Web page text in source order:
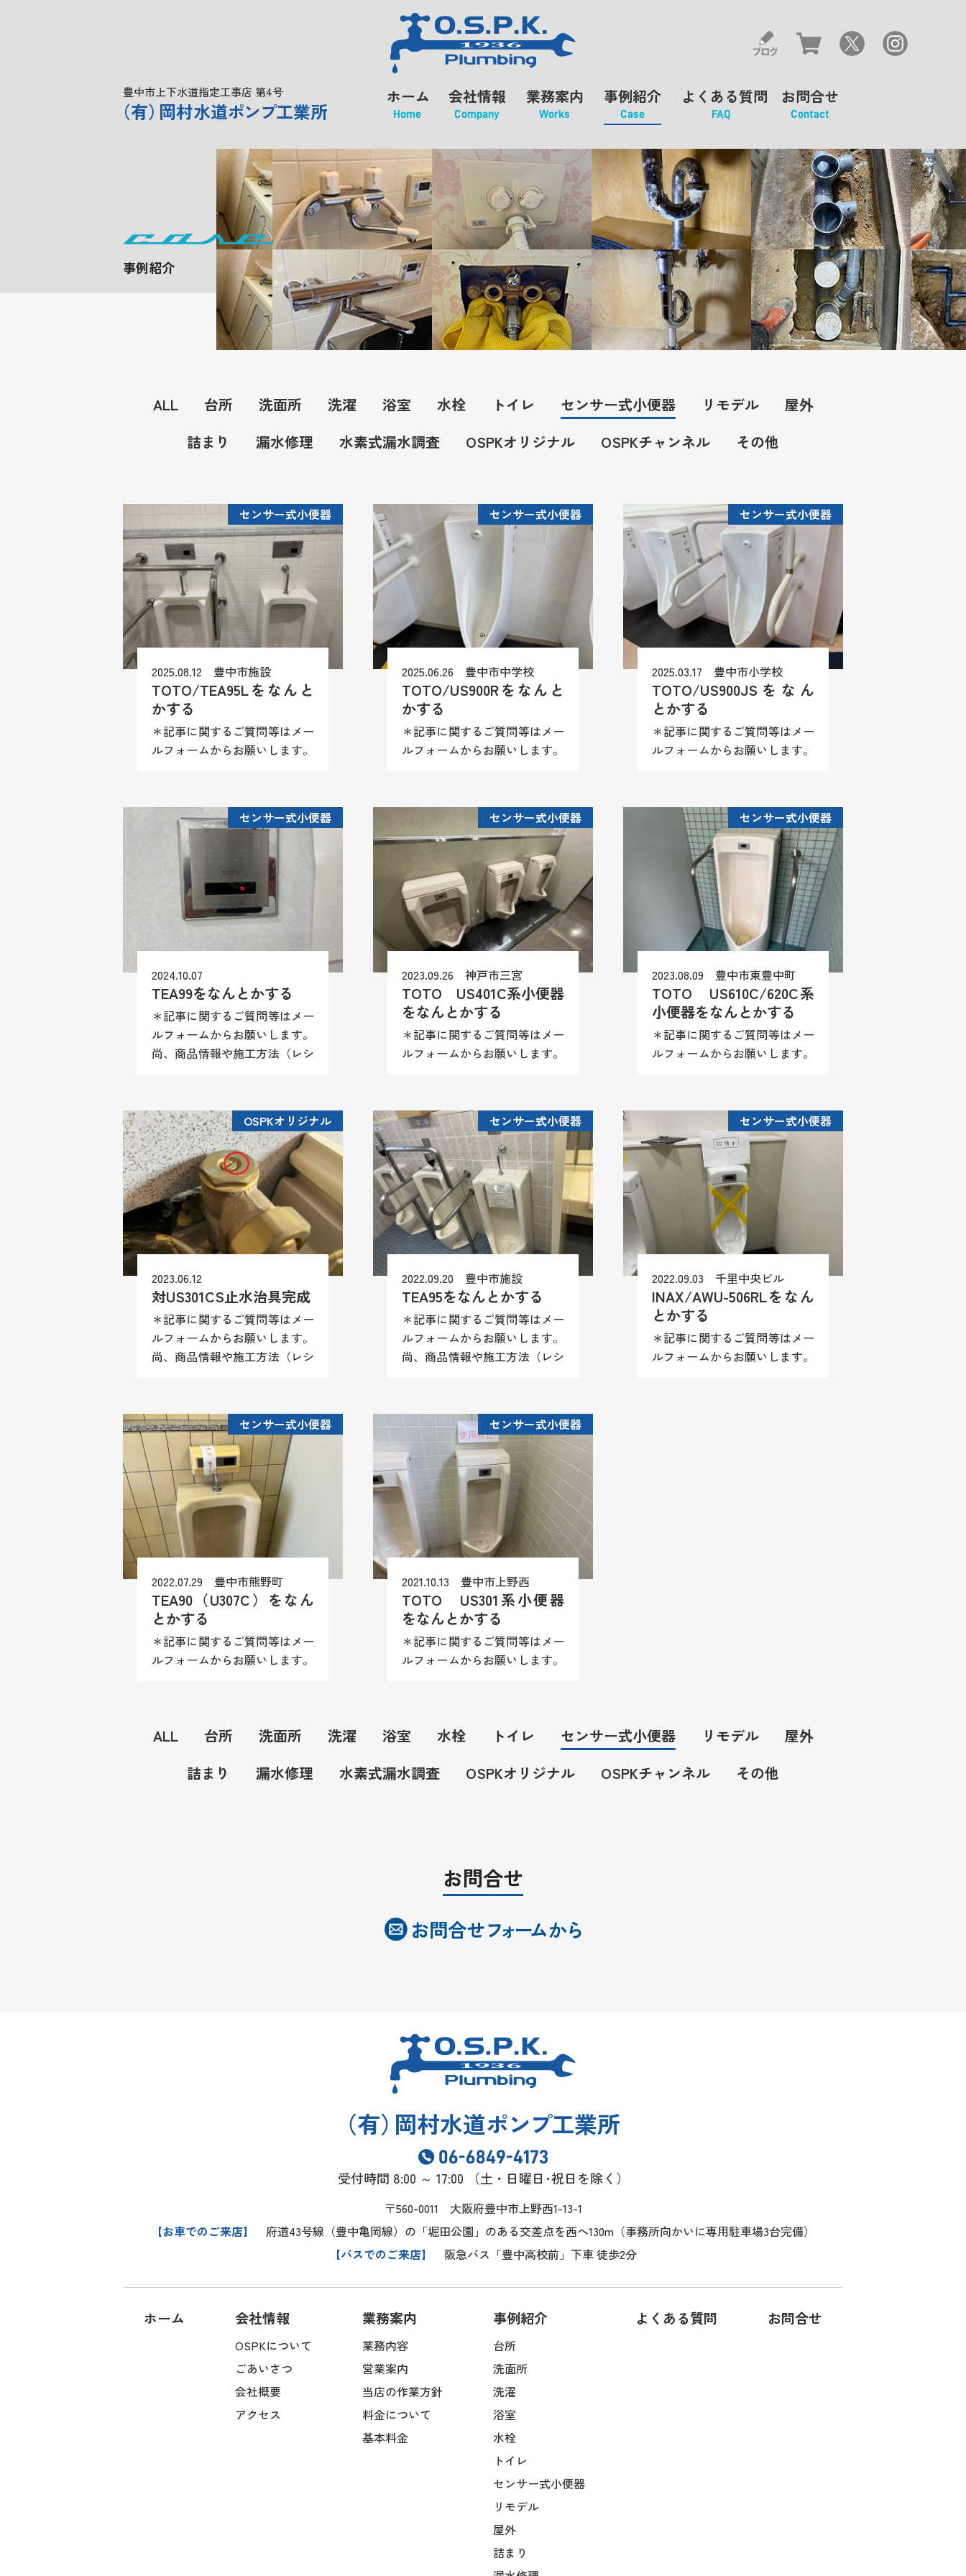
豊中市上下水道指定工事店 第4号
（有） 岡村水道ポンプ工業所
ホーム
Home
会社情報
Company
業務案内
Works
事例紹介
Case
よくある質問
FAQ
お問合せ
Contact
事例紹介
ALL 台所 洗面所 洗濯 浴室 水栓 トイレ センサー式小便器 リモデル
屋外
詰まり
漏水修理 水素式漏水調査 OSPKオリジナル OSPKチャンネル その他
センサー式小便器
2025.08.12 豊中市施設
TOTO/TEA95Lをなんと
かする
＊記事に関するご質問等はメー
ルフォームからお願いします。
でご理解願います。
TOTO/TEA95Lの動作不良。一
部純正パーツも残っています
が、セ...
センサー式小便器
2025.06.26 豊中市中学校
TOTO/US900Rをなんと
かする
＊記事に関するご質問等はメー
ルフォームからお願いします。
でご理解願います。
TOTO/US900Rの赤ランプつき
っぱなし。この場合は、センサ
ー、...
センサー式小便器
2025.03.17 豊中市小学校
TOTO/US900JSをなん
とかする
＊記事に関するご質問等はメー
ルフォームからお願いします。
でご理解願います。
TOTO/US900JS小便器。 セン
サー部に赤ランプがつきっぱな
センサー式小便器
2024.10.07
TEA99をなんとかする
＊記事に関するご質問等はメー
ルフォームからお願いします。
尚、商品情報や施工方法（レシ
が終了したTOTO/TEA99。 こ
れもアフターメーカーから...
センサー式小便器
2023.09.26 神戸市三宮
TOTO US401C系小便器
をなんとかする
＊記事に関するご質問等はメー
ルフォームからお願いします。
でご理解願います。 TOTO
US401C系小便器。TOTO純正
部品供給が終わりお困りの...
センサー式小便器
2023.08.09 豊中市東豊中町
TOTO US610C/620C系
小便器をなんとかする
＊記事に関するご質問等はメー
ルフォームからお願いします。
でご理解願います。 センサー
式自動洗浄小便器
（US610C/AC100） センサーが
働か...
OSPKオリジナル
2023.06.12
対US301CS止水治具完成
＊記事に関するご質問等はメー
ルフォームからお願いします。
尚、商品情報や施工方法（レシ
のナットを外す治具を作成しま
す。治具作成の最大の理由はこ
の薄...
センサー式小便器
2022.09.20 豊中市施設
TEA95をなんとかする
＊記事に関するご質問等はメー
ルフォームからお願いします。
尚、商品情報や施工方法（レシ
れたTEA95。TOTOからアフタ
ーパーツの供給も終わりどな...
センサー式小便器
2022.09.03 千里中央ビル
INAX/AWU-506RLをなん
とかする
＊記事に関するご質問等はメー
ルフォームからお願いします。
センサー式小便器
2022.07.29 豊中市熊野町
TEA90（U307C）をなん
とかする
＊記事に関するご質問等はメー
ルフォームからお願いします。
小便センサー/ＴＥＡ90（ＡＣ
センサー式小便器
2021.10.13 豊中市上野西
TOTO US301系小便器
をなんとかする
＊記事に関するご質問等はメー
ルフォームからお願いします。
式自動洗浄小便器
（US301CS/AC100V） センサー
が...
ALL 台所 洗面所 洗濯 浴室 水栓 トイレ センサー式小便器 リモデル
屋外
詰まり
漏水修理 水素式漏水調査 OSPKオリジナル OSPKチャンネル その他
お問合せ
（有） 岡村水道ポンプ工業所
受付時間 8:00 ～ 17:00 （土・日曜日･祝日を除く）
〒560-0011 大阪府豊中市上野西1-13-1
【お車でのご来店】
府道43号線（豊中亀岡線）の「堀田公園」のある交差点を西へ130m （事務所向かいに専用駐車場3台完備）
【バスでのご来店】
阪急バス「豊中高校前」下車 徒歩2分
ホーム 会社情報
OSPKについて
ごあいさつ
会社概要
アクセス
業務案内
業務内容
営業案内
当店の作業方針
料金について
基本料金
事例紹介
台所
洗面所
洗濯
浴室
水栓
トイレ
センサー式小便器
リモデル
屋外
詰まり
よくある質問 お問合せ